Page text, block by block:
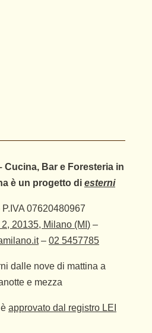
Cucina, Bar e Foresteria in
è un progetto di esterni
P.IVA 07620480967
20135, Milano (MI) –
– 02 5457785
dalle nove di mattina a
e mezza
approvato dal registro LEI